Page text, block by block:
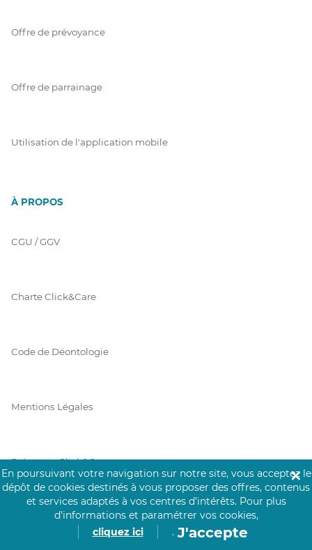
Offre de prévoyance
Offre de parrainage
Utilisation de l'application mobile
À PROPOS
CGU / GGV
Charte Click&Care
Code de Déontologie
Mentions Légales
Prérequis Click&Care
Protection des Données
En poursuivant votre navigation sur notre site, vous acceptez le
dépôt de cookies destinés à vous proposer des offres, contenus
et services adaptés à vos centres d’intérêts. Pour plus
d’informations et paramétrer vos cookies,
cliquez ici
. J'accepte
✕